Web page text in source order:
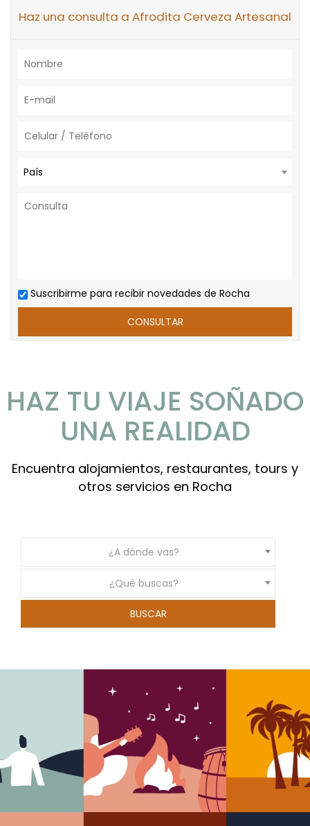
Haz una consulta a Afrodita Cerveza Artesanal
País
Suscribirme para recibir novedades de Rocha
HAZ TU VIAJE SOÑADO
UNA REALIDAD
Encuentra alojamientos, restaurantes, tours y
otros servicios en Rocha
¿A dónde vas?
¿Qué buscas?